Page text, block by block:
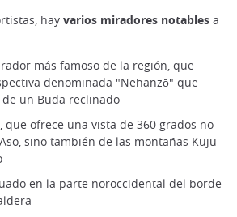
hay varios miradores notables a
más famoso de la región, que
denominada "Nehanzō" que
un Buda reclinado
, que ofrece una vista de 360 grados no
sino también de las montañas Kuju
en la parte noroccidental del borde